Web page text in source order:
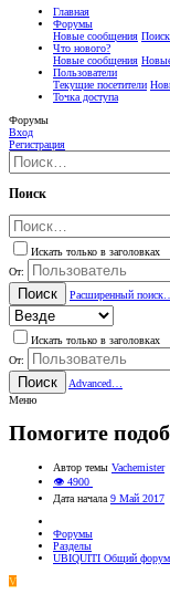
Главная
Форумы
Новые сообщения
Что нового?
Новые сообщения
Пользователи
Текущие посетители
Точка доступа
Форумы
Вход
Регистрация
Поиск
Искать только в заголовках
От:
Поиск Расширенный поиск…
Искать только в заголовках
От:
Поиск
Advanced…
Меню
Помогите
Автор темы Vachemister
👁 4900
Дата начала 9 Май 2017
Форумы
Разделы
UBIQUITI Общий форум
V